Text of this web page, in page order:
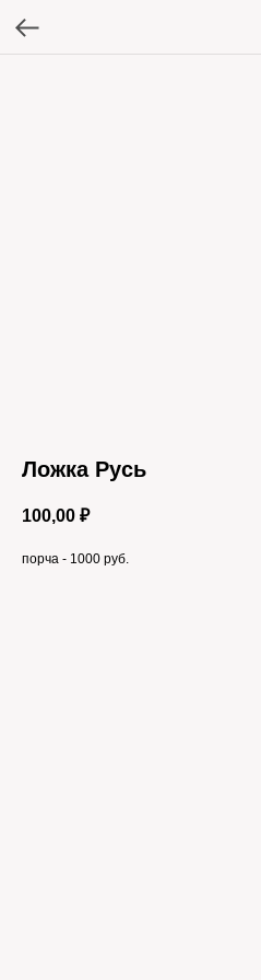
Ложка Русь
100,00 ₽
порча - 1000 руб.